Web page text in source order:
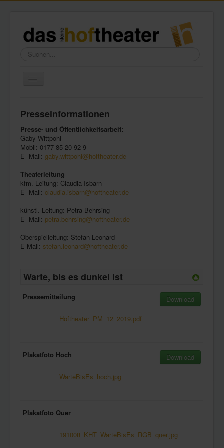
Suchen...
Freundeskreis
Galerie
Presse
Kontakt
Presseinformationen
Presse- und Öffentlichkeitsarbeit:
Gaby Wittpohl
Mobil: 0177 85 20 92 9
E- Mail: gaby.wittpohl@hoftheater.de
Theaterleitung
kfm. Leitung: Claudia Isbarn
E- Mail: claudia.isbarn@hoftheater.de
künstl. Leitung: Petra Behrsing
E- Mail: petra.behrsing@hoftheater.de
Oberspielleitung: Stefan Leonard
E-Mail: stefan.leonard@hoftheater.de
Warte, bis es dunkel ist
Pressemitteilung
Hoftheater_PM_12_2019.pdf
Download
Plakatfoto Hoch
WarteBisEs_hoch.jpg
Download
Plakatfoto Quer
191008_KHT_WarteBisEs_RGB_quer.jpg